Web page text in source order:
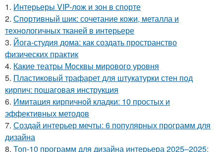
1. Интерьеры VIP-лож и зон в спорте
2. Спортивный шик: сочетание кожи, металла и
технологичных тканей в интерьере
3. Йога-студия дома: как создать пространство
физических практик
4. Какие театры Москвы мирового уровня
5. Пластиковый трафарет для штукатурки стен под
кирпич: пошаговая инструкция
6. Имитация кирпичной кладки: 10 простых и
эффективных методов
7. Создай интерьер мечты: 6 популярных программ для
дизайна
8. Топ-10 программ для дизайна интерьера 2025–2025: